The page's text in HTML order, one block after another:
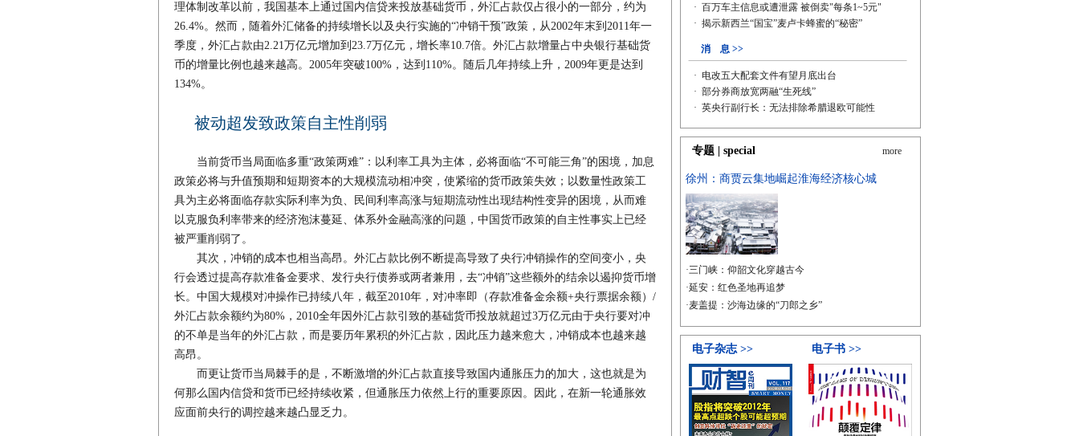
理体制改革以前，我国基本上通过国内信贷来投放基础货币，外汇占款仅占很小的一部分，约为
26.4%。然而，随着外汇储备的持续增长以及央行实施的“冲销干预”政策，从2002年末到2011年一
季度，外汇占款由2.21万亿元增加到23.7万亿元，增长率10.7倍。外汇占款增量占中央银行基础货
币的增量比例也越来越高。2005年突破100%，达到110%。随后几年持续上升，2009年更是达到
134%。
被动超发致政策自主性削弱
当前货币当局面临多重“政策两难”：以利率工具为主体，必将面临“不可能三角”的困境，加息
政策必将与升值预期和短期资本的大规模流动相冲突，使紧缩的货币政策失效；以数量性政策工
具为主必将面临存款实际利率为负、民间利率高涨与短期流动性出现结构性变异的困境，从而难
以克服负利率带来的经济泡沫蔓延、体系外金融高涨的问题，中国货币政策的自主性事实上已经
被严重削弱了。
其次，冲销的成本也相当高昂。外汇占款比例不断提高导致了央行冲销操作的空间变小，央
行会透过提高存款准备金要求、发行央行债券或两者兼用，去“冲销”这些额外的结余以遏抑货币增
长。中国大规模对冲操作已持续八年，截至2010年，对冲率即（存款准备金余额+央行票据余额）/
外汇占款余额约为80%，2010全年因外汇占款引致的基础货币投放就超过3万亿元由于央行要对冲
的不单是当年的外汇占款，而是要历年累积的外汇占款，因此压力越来愈大，冲销成本也越来越
高昂。
而更让货币当局棘手的是，不断激增的外汇占款直接导致国内通胀压力的加大，这也就是为
何那么国内信贷和货币已经持续收紧，但通胀压力依然上行的重要原因。因此，在新一轮通胀效
应面前央行的调控越来越凸显乏力。